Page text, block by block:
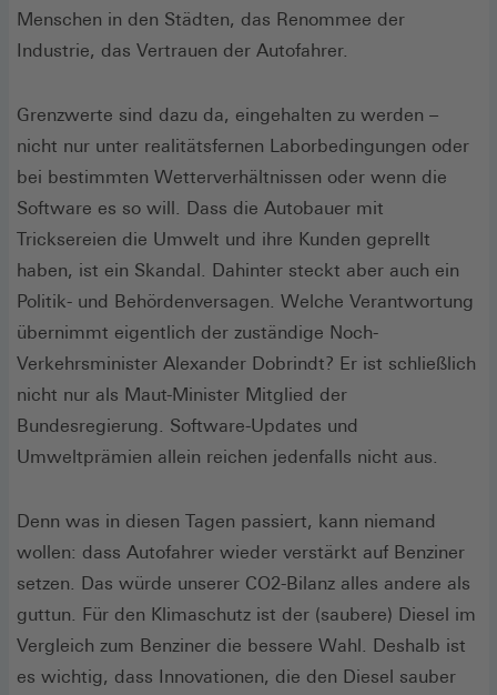
Menschen in den Städten, das Renommee der
Industrie, das Vertrauen der Autofahrer.
Grenzwerte sind dazu da, eingehalten zu werden –
nicht nur unter realitätsfernen Laborbedingungen oder
bei bestimmten Wetterverhältnissen oder wenn die
Software es so will. Dass die Auto­bauer mit
Tricksereien die Umwelt und ihre Kunden geprellt
haben, ist ein Skandal. Dahinter steckt aber auch ein
Politik- und Behördenversagen. Welche Verantwortung
übernimmt eigentlich der zuständige Noch-
Verkehrsminister Alexander Dobrindt? Er ist schließlich
nicht nur als Maut-Minister Mitglied der
Bundesregierung. Software-Updates und
Umweltprämien allein reichen jedenfalls nicht aus.
Denn was in diesen Tagen passiert, kann niemand
wollen: dass Autofahrer wieder verstärkt auf Benziner
setzen. Das würde unserer CO2-Bilanz alles andere als
guttun. Für den Klimaschutz ist der (saubere) Diesel im
Vergleich zum Benziner die bessere Wahl. Deshalb ist
es wichtig, dass Innovationen, die den Diesel sauber